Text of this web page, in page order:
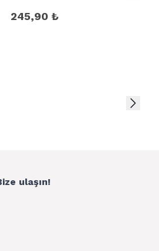
245,90 ₺
ulaşın!